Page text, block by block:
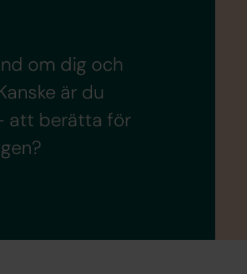
om dig och
är du
att berätta för